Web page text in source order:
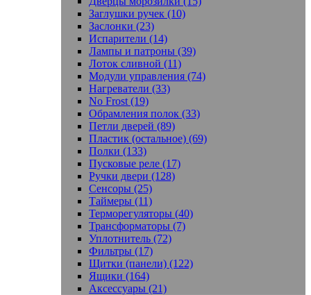
Заглушки ручек (10)
Заслонки (23)
Испарители (14)
Лампы и патроны (39)
Лоток сливной (11)
Модули управления (74)
Нагреватели (33)
No Frost (19)
Обрамления полок (33)
Петли дверей (89)
Пластик (остальное) (69)
Полки (133)
Пусковые реле (17)
Ручки двери (128)
Сенсоры (25)
Таймеры (11)
Терморегуляторы (40)
Трансформаторы (7)
Уплотнитель (72)
Фильтры (17)
Щитки (панели) (122)
Ящики (164)
Аксессуары (21)